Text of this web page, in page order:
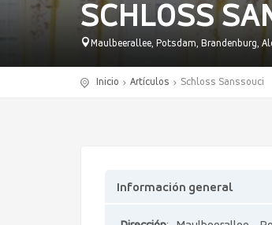
SCHLOSS
Maulbeerallee, Potsdam, Brandenburg,
Inicio Artículos Schloss Sanssouci
Información general